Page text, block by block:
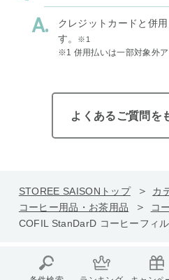
クレジットカードと併
す。
※1
※1 併用払いは一部対象外
よくあるご質問を
STOREE SAISONトップ カ
コーヒー用品・お茶用品
コ
COFIL StanDarD コーヒーフィ